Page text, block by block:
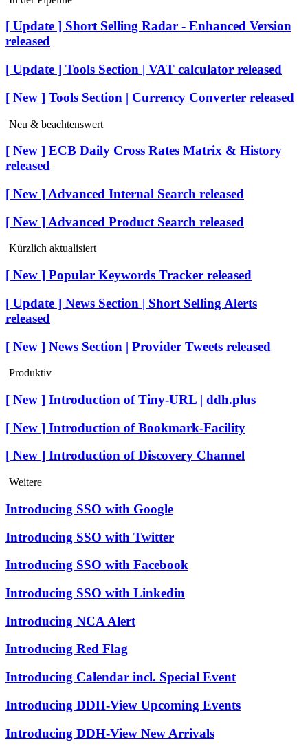
[ Update ] Short Selling Radar - Enhanced Version
released
[ Update ] Tools Section | VAT calculator released
[ New ] Tools Section | Currency Converter released
Neu & beachtenswert
[ New ] ECB Daily Cross Rates Matrix & History
released
[ New ] Advanced Internal Search released
[ New ] Advanced Product Search released
Kürzlich aktualisiert
[ New ] Popular Keywords Tracker released
[ Update ] News Section | Short Selling Alerts
released
[ New ] News Section | Provider Tweets released
Produktiv
[ New ] Introduction of Tiny-URL | ddh.plus
[ New ] Introduction of Bookmark-Facility
[ New ] Introduction of Discovery Channel
Weitere
Introducing SSO with Google
Introducing SSO with Twitter
Introducing SSO with Facebook
Introducing SSO with Linkedin
Introducing NCA Alert
Introducing Red Flag
Introducing Calendar incl. Special Event
Introducing DDH-View Upcoming Events
Introducing DDH-View New Arrivals